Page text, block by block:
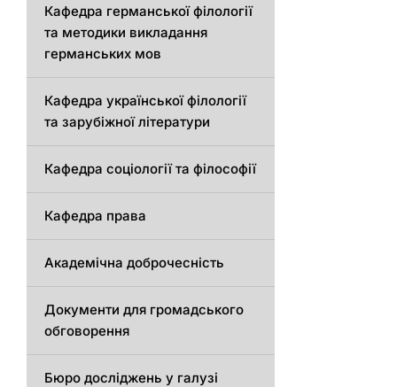
Кафедрa германської філології
та методики викладання
германських мов
Кафедра української філології
та зарубіжної літератури
Кафедра соціології та філософії
Кафедра права
Академічна доброчесність
Документи для громадського
обговорення
Бюро досліджень у галузі